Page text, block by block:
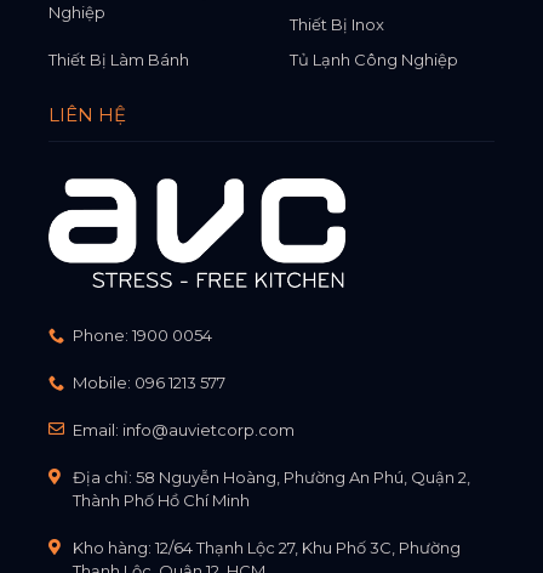
Nghiệp
Thiết Bị Inox
Thiết Bị Làm Bánh
Tủ Lạnh Công Nghiệp
LIÊN HỆ
Phone: 1900 0054
Mobile: 096 1213 577
Email: info@auvietcorp.com
Địa chỉ: 58 Nguyễn Hoàng, Phường An Phú, Quận 2,
Thành Phố Hồ Chí Minh
Kho hàng: 12/64 Thạnh Lộc 27, Khu Phố 3C, Phường